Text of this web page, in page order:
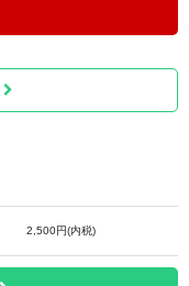
2,500円(内税)